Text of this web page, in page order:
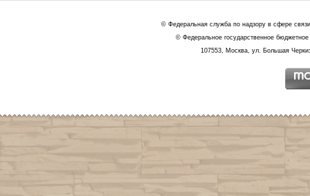
© Федеральная служба по надзору в сфере
© Федеральное государственное
107553, Москва, ул. Большая